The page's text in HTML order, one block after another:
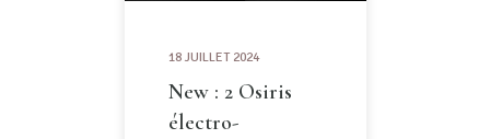
18 JUILLET 2024
New : 2 Osiris
électro-